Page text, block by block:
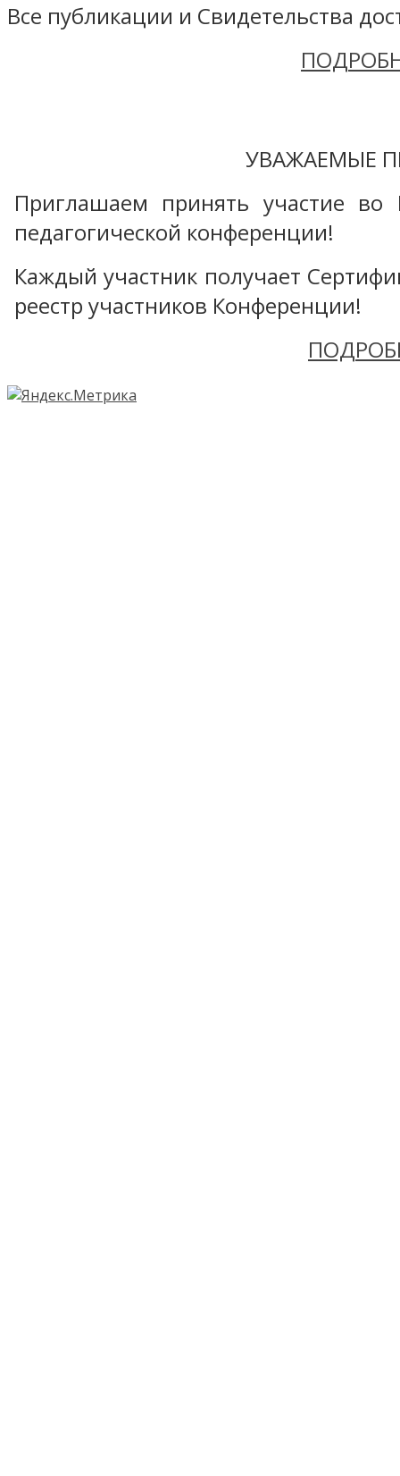
Все публикации и Свидетельства
УВАЖАЕМЫЕ
Приглашаем принять участие во
педагогической конференции!
Каждый участник получает
реестр участников Конференции!